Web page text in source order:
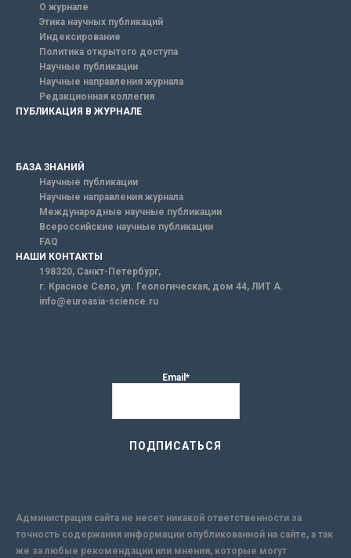
О журнале
Этика научных публикаций
Индексирование
Политика открытого доступа
Научные публикации
Научные направления журнала
Редакционная коллегия
ПУБЛИКАЦИЯ В ЖУРНАЛЕ
БАЗА ЗНАНИЙ
Научные публикации
Научные направления журнала
Международные научные публикации
Всероссийские научные публикации
FAQ
НАШИ КОНТАКТЫ
198320, Санкт-Петербург,
г. Красное Село, ул. Геологическая, дом 44, ЛИТ А.
info@euroasia-science.ru
Email*
Администрация сайта не несет никакой ответственности за
точность содержания информации опубликованной на сайте, а так
же за любые рекомендации или мнения, которые могут